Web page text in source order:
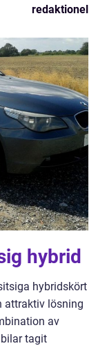
redaktionel
hybrid
hybridskört
attraktiv lösning
av
tagit